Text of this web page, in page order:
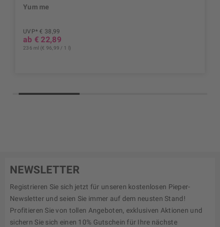
Yum me
UVP* € 38,99
ab € 22,89
236 ml (€ 96,99 / 1 l)
NEWSLETTER
Registrieren Sie sich jetzt für unseren kostenlosen Pieper-
Newsletter und seien Sie immer auf dem neusten Stand!
Profitieren Sie von tollen Angeboten, exklusiven Aktionen und
sichern Sie sich einen 10% Gutschein für Ihre nächste